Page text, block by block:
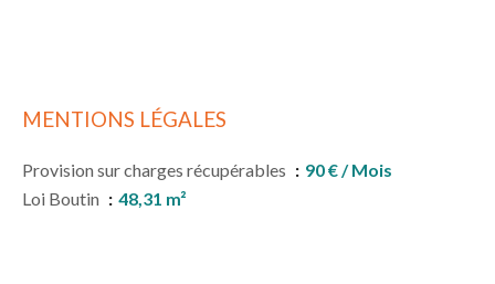
MENTIONS LÉGALES
Provision sur charges récupérables
90 € / Mois
Loi Boutin
48,31 m²